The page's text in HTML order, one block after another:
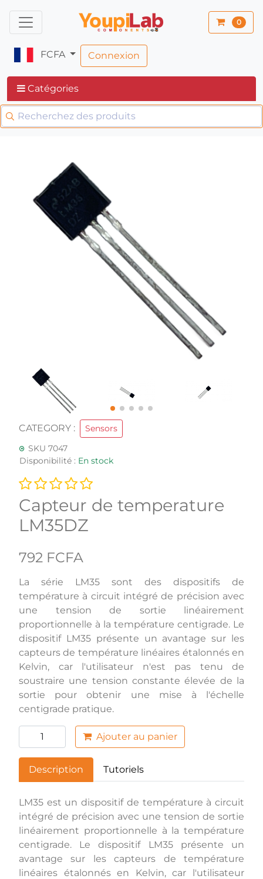
0
FCFA Connexion
Catégories
CATEGORY :
Sensors
SKU 7047
Disponibilité : En stock
Capteur de temperature
LM35DZ
792 FCFA
La série LM35 sont des dispositifs de
température à circuit intégré de précision avec
une tension de sortie linéairement
proportionnelle à la température centigrade. Le
dispositif LM35 présente un avantage sur les
capteurs de température linéaires étalonnés en
Kelvin, car l'utilisateur n'est pas tenu de
soustraire une tension constante élevée de la
sortie pour obtenir une mise à l'échelle
centigrade pratique.
Ajouter au panier
Description Tutoriels
LM35 est un dispositif de température à circuit
intégré de précision avec une tension de sortie
linéairement proportionnelle à la température
centigrade. Le dispositif LM35 présente un
avantage sur les capteurs de température
linéaires étalonnés en Kelvin, car l'utilisateur